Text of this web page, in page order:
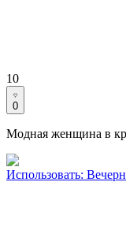
10
0
Модная женщина в
Использовать: